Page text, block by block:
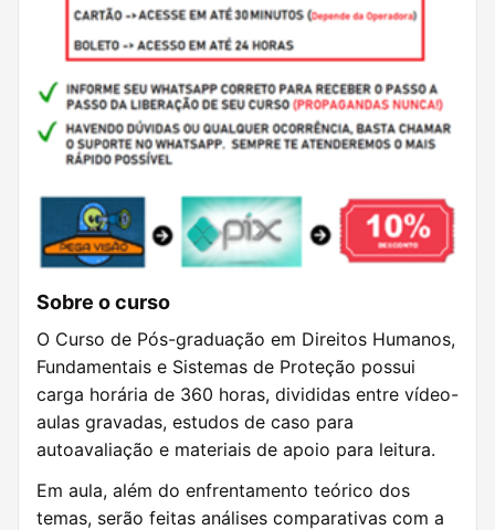
Sobre o curso
O Curso de Pós-graduação em Direitos Humanos,
Fundamentais e Sistemas de Proteção possui
carga horária de 360 horas, divididas entre vídeo-
aulas gravadas, estudos de caso para
autoavaliação e materiais de apoio para leitura.
Em aula, além do enfrentamento teórico dos
temas, serão feitas análises comparativas com a